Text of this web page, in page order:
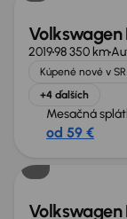
Volkswagen
201998 350 km
Kúpené nové v SR
+4 ďalších
Mesačná
od 59 €
Volkswagen